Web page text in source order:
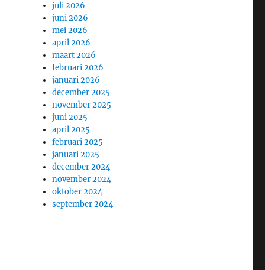
juli 2026
juni 2026
mei 2026
april 2026
maart 2026
februari 2026
januari 2026
december 2025
november 2025
juni 2025
april 2025
februari 2025
januari 2025
december 2024
november 2024
oktober 2024
september 2024